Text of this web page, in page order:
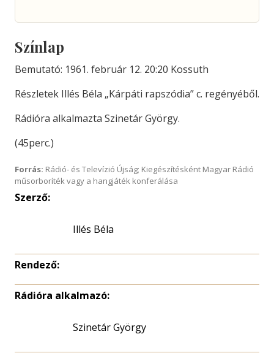
Színlap
Bemutató: 1961. február 12. 20:20 Kossuth
Részletek Illés Béla „Kárpáti rapszódia” c. regényéből.
Rádióra alkalmazta Szinetár György.
(45perc.)
Forrás: Rádió- és Televízió Újság; Kiegészítésként Magyar Rádió
műsorboríték vagy a hangjáték konferálása
Szerző:
Illés Béla
Rendező:
Rádióra alkalmazó:
Szinetár György